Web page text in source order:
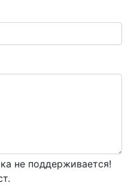
не поддерживается!